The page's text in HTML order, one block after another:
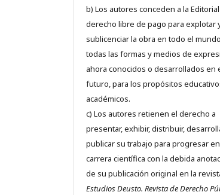
b) Los autores conceden a la
derecho libre de pago para explotar
sublicenciar la obra en todo el
todas las formas y medios de
ahora conocidos o desarrollados en
futuro, para los propósitos
académicos.
c) Los autores retienen el derecho a
presentar, exhibir, distribuir,
publicar su trabajo para progresar
carrera científica con la debida
de su publicación original en la
Estudios Deusto. Revista de Derecho